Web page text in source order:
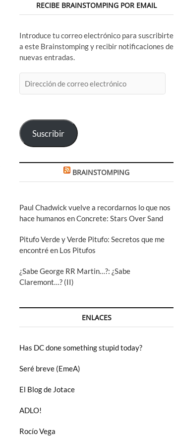
RECIBE BRAINSTOMPING POR EMAIL
Introduce tu correo electrónico para suscribirte
a este Brainstomping y recibir notificaciones de
nuevas entradas.
de
Suscribir
BRAINSTOMPING
Paul Chadwick vuelve a recordarnos lo que nos
hace humanos en Concrete: Stars Over Sand
Pitufo Verde y Verde Pitufo: Secretos que me
encontré en Los Pitufos
¿Sabe George RR Martin…?: ¿Sabe
Claremont…? (II)
ENLACES
Has DC done something stupid today?
Seré breve (EmeA)
El Blog de Jotace
ADLO!
Rocío Vega